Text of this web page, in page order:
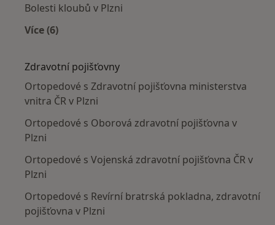
Bolesti kloubů v Plzni
Více (6)
Zdravotní pojišťovny
Ortopedové s Zdravotní pojišťovna ministerstva
vnitra ČR v Plzni
Ortopedové s Oborová zdravotní pojišťovna v
Plzni
Ortopedové s Vojenská zdravotní pojišťovna ČR v
Plzni
Ortopedové s Revírní bratrská pokladna, zdravotní
pojišťovna v Plzni